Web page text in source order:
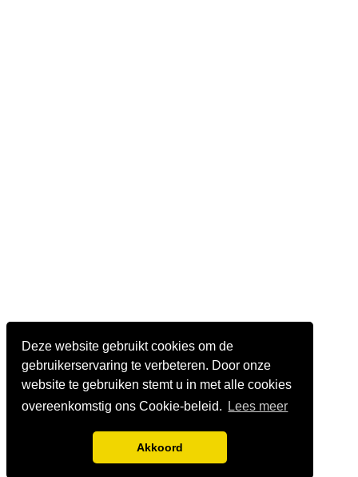
Deze website gebruikt cookies om de
gebruikerservaring te verbeteren. Door onze
website te gebruiken stemt u in met alle cookies
overeenkomstig ons Cookie-beleid.
Lees meer
Akkoord